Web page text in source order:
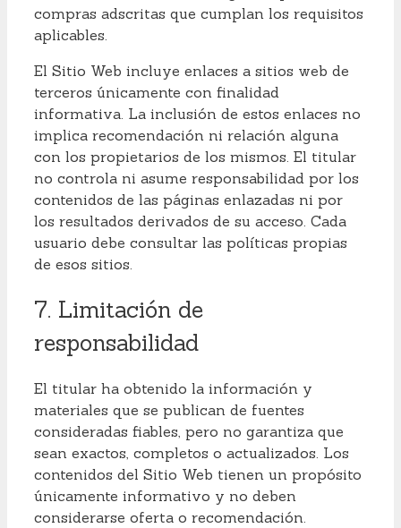
compras adscritas que cumplan los requisitos
aplicables.
El Sitio Web incluye enlaces a sitios web de
terceros únicamente con finalidad
informativa. La inclusión de estos enlaces no
implica recomendación ni relación alguna
con los propietarios de los mismos. El titular
no controla ni asume responsabilidad por los
contenidos de las páginas enlazadas ni por
los resultados derivados de su acceso. Cada
usuario debe consultar las políticas propias
de esos sitios.
7. Limitación de
responsabilidad
El titular ha obtenido la información y
materiales que se publican de fuentes
consideradas fiables, pero no garantiza que
sean exactos, completos o actualizados. Los
contenidos del Sitio Web tienen un propósito
únicamente informativo y no deben
considerarse oferta o recomendación.